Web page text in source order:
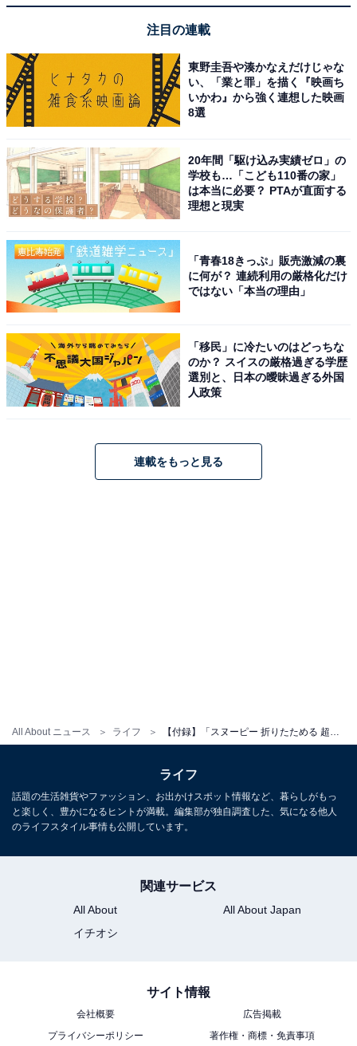
All About ニュース ライフ
A3サイズも余裕で入る大容量＆折りたたみ可能で
サイズは約幅45×高さ35×マチ14.5cmと、A3サイズも余
裕で入る大きさ。耐荷重は10kgあり、マチも十分なので
Amazonで雑誌を見る
※掲載されている情報は記事公開時のものです。あらか
じめご了承ください。
【付録】ランコム「至高の美肌ケアBOX」が付
いてくる！ 予約必須の『2026年MAQUIA 8月号
増刊』は6月22日発売
注目の連載
東野圭吾や湊かなえだけじゃな
い、「業と罪」を描く『映画ち
いかわ』から強く連想した映画
8選
20年間「駆け込み実績ゼロ」の
学校も…「こども110番の家」
は本当に必要？ PTAが直面する
理想と現実
「青春18きっぷ」販売激減の裏
に何が？ 連続利用の厳格化だけ
ではない「本当の理由」
「移民」に冷たいのはどっちな
のか？ スイスの厳格過ぎる学歴
選別と、日本の曖昧過ぎる外国
人政策
連載をもっと見る
ライフ
話題の生活雑貨やファッション、お出かけスポット情報など、暮らしがもっ
と楽しく、豊かになるヒントが満載。編集部が独自調査した、気になる他人
のライフスタイル事情も公開しています。
関連サービス
All About
All About Japan
イチオシ
サイト情報
会社概要
広告掲載
プライバシーポリシー
著作権・商標・免責事項